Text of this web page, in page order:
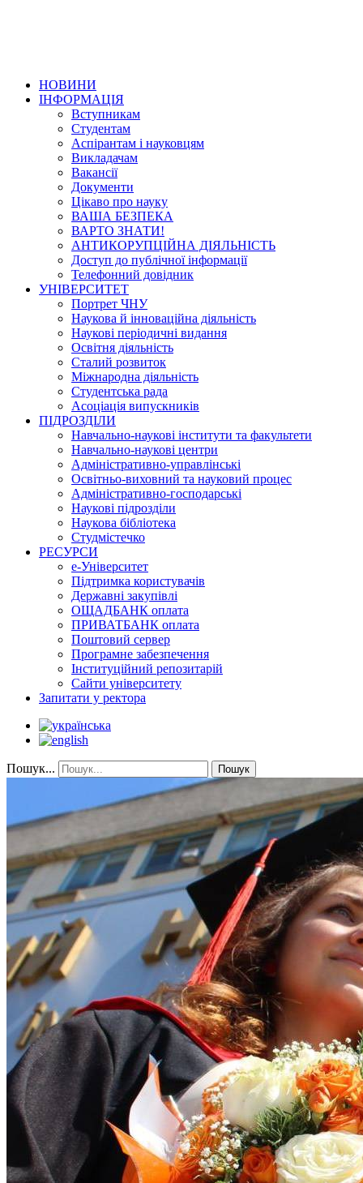
НОВИНИ
ІНФОРМАЦІЯ
Вступникам
Студентам
Аспірантам і науковцям
Викладачам
Вакансії
Документи
Цікаво про науку
ВАША БЕЗПЕКА
ВАРТО ЗНАТИ!
АНТИКОРУПЦІЙНА ДІЯЛЬНІСТЬ
Доступ до публічної інформації
Телефонний довідник
УНІВЕРСИТЕТ
Портрет ЧНУ
Наукова й інноваційна діяльність
Наукові періодичні видання
Освітня діяльність
Сталий розвиток
Міжнародна діяльність
Студентська рада
Асоціація випускників
ПІДРОЗДІЛИ
Навчально-наукові інститути та факультети
Навчально-наукові центри
Адміністративно-управлінські
Освітньо-виховний та науковий процес
Адміністративно-господарські
Наукові підрозділи
Наукова бібліотека
Студмістечко
РЕСУРСИ
е-Університет
Підтримка користувачів
Державні закупівлі
ОЩАДБАНК оплата
ПРИВАТБАНК оплата
Поштовий сервер
Програмне забезпечення
Інституційний репозитарій
Сайти університету
Запитати у ректора
Пошук... Пошук